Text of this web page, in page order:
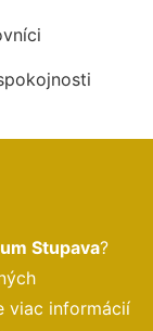
Stupava?
viac informácií